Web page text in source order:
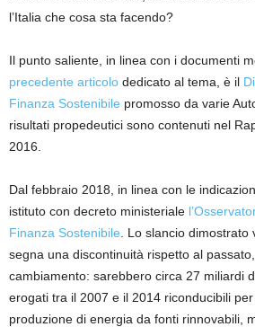
l’Italia che cosa sta facendo?
Il punto saliente, in linea con i documenti
precedente articolo dedicato al tema, è il
Finanza Sostenibile promosso da varie
risultati propedeutici sono contenuti nel
2016.
Dal febbraio 2018, in linea con le
istituto con decreto ministeriale
Finanza Sostenibile . Lo slancio
segna una discontinuità rispetto al
cambiamento: sarebbero circa 27 miliardi
erogati tra il 2007 e il 2014 riconducibili
produzione di energia da fonti rinnovabili,